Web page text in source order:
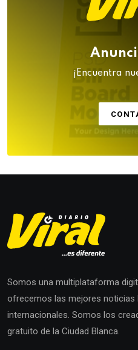
¡Encuentra
Somos una multiplataforma
ofrecemos las mejores noticias
internacionales. Somos los
gratuito de la Ciudad Blanca.